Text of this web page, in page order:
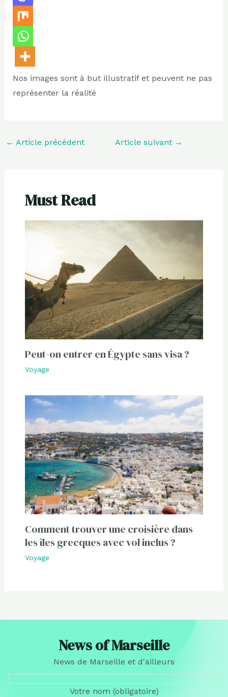
Nos images sont à but illustratif et peuvent ne pas
représenter la réalité
← Article précédent Article suivant →
Must Read
Peut-on entrer en Égypte sans visa ?
Voyage
Comment trouver une croisière dans
les îles grecques avec vol inclus ?
Voyage
News of Marseille
News de Marseille et d'ailleurs
Votre nom (obligatoire)